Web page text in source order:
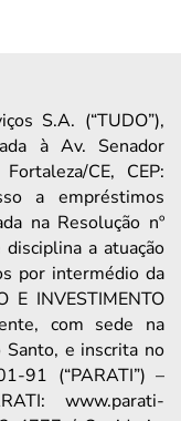
S.A. (“TUDO”),
à Av. Senador
CE, CEP:
a empréstimos
na Resolução nº
a atuação
por intermédio da
E INVESTIMENTO
com sede na
Santo, e inscrita no
91 (“PARATI”) –
www.parati-